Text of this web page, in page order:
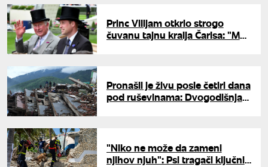
Princ Vilijam otkrio strogo
čuvanu tajnu kralja Čarlsa: "Moj
Pronašli je živu posle četiri dana
pod ruševinama: Dvogodišnja
"Niko ne može da zameni
njihov njuh": Psi tragači ključni